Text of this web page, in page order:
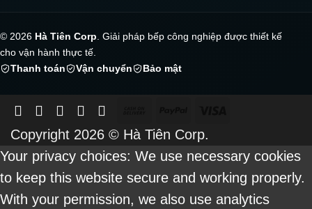
© 2026 Hà Tiên Corp . Giải pháp bếp công nghiệp được thiết kế
cho vận hành thực tế.
Thanh toán
Vận chuyển Bảo mật
On
Delivery
Copyright 2026 © Hà Tiên Corp.
Your privacy choices: We use necessary cookies
to keep this website secure and working properly.
With your permission, we also use analytics